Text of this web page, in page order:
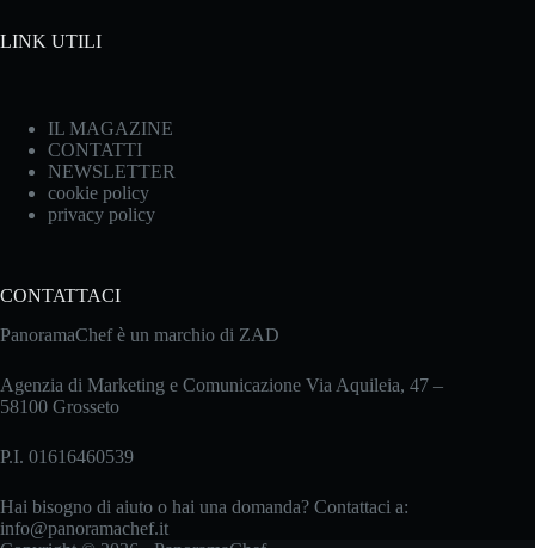
LINK UTILI
IL MAGAZINE
CONTATTI
NEWSLETTER
cookie policy
privacy policy
CONTATTACI
PanoramaChef è un marchio di ZAD
Agenzia di Marketing e Comunicazione Via Aquileia, 47 –
58100 Grosseto
P.I. 01616460539
Hai bisogno di aiuto o hai una domanda? Contattaci a:
info@panoramachef.it